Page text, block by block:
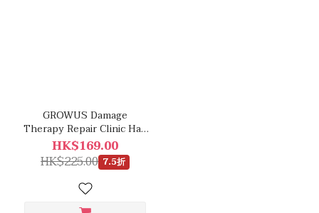
GROWUS Damage
Therapy Repair Clinic Hair
Pack
HK$169.00
HK$225.00 7.5折